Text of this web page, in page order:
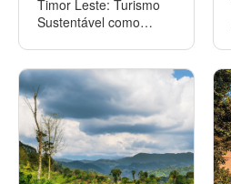
Timor Leste: Turismo
Sustentável como
Económica